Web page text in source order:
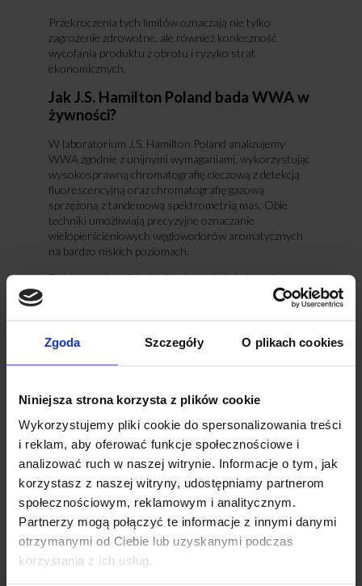
Zgoda Szczegóły O plikach cookies
Niniejsza strona korzysta z plików cookie
Wykorzystujemy pliki cookie do spersonalizowania treści
i reklam, aby oferować funkcje społecznościowe i
analizować ruch w naszej witrynie. Informacje o tym, jak
korzystasz z naszej witryny, udostępniamy partnerom
społecznościowym, reklamowym i analitycznym.
Partnerzy mogą połączyć te informacje z innymi danymi
otrzymanymi od Ciebie lub uzyskanymi podczas
korzystania z ich usług.
Przekroczenia tych limitów oznaczają nie tylko
zagrożenie zdrowotne, ale również konieczność
wycofania produktu z obrotu i ryzyko strat
ekonomicznych.
Jak J.S. Hamilton Poland bada WWA w
żywności?
W laboratorium J.S. Hamilton Poland analizujemy
WWA zgodnie z unijnymi wymaganiami, wykorzystując
wysokosprawną chromatografię cieczową z detekcją
fluorescencyjną oraz chromatografię gazową
sprzężoną z tandemową spektrometrią mas. Obie
techniki umożliwiają precyzyjne oznaczanie
wielopierścieniowych węglowodorów aromatycznych
na bardzo niskich poziomach.
Dzięki akredytacji i wieloletniemu doświadczeniu
rzetelne wyniki potwierdzające bezpieczeństwo
produktów,
analizę zgodności z aktualnymi limitami prawnymi,
wsparcie merytoryczne przy interpretacji
szybki czas realizacji badań, również dla większych
Dlaczego regularne badania WWA są
niezbędne?
Badania WWA w rybach wędzonych to nie tylko
obowiązek wynikający z przepisów. To przede
wszystkim narzędzie, które:
minimalizuje ryzyko przekroczeń,
poprawia nadzór nad procesem wędzenia